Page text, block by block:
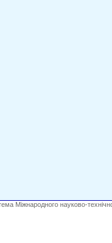
Міжнародного науково-